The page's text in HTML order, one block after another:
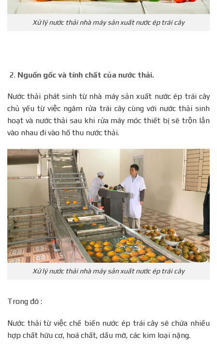
Xử lý nước thải nhà máy sản xuất nước ép trái cây
Nguồn gốc và tính chất của nước thải.
Nước thải phát sinh từ nhà máy sản xuất nước ép trái cây
chủ yếu từ việc ngâm rửa trái cây cùng với nước thải sinh
hoạt và nước thải sau khi rửa máy móc thiết bị sẽ trộn lẫn
vào nhau đi vào hố thu nước thải.
Xử lý nước thải nhà máy sản xuất nước ép trái cây
Trong đó :
Nước thải từ việc chế biến nước ép trái cây sẽ chứa nhiều
hợp chất hữu cơ, hoá chất, dầu mỡ, các kim loại nặng.